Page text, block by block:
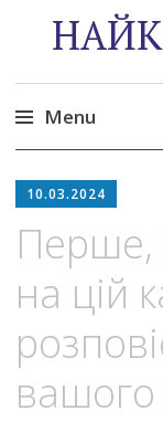
Menu
to
10.03.2024
Перше,
на цій
вашого